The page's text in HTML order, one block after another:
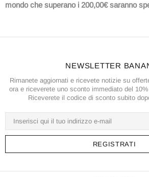
mondo che superano i 200,00€ saranno
NEWSLETTER
Rimanete aggiornati e ricevete notizie su
ora e riceverete uno sconto immediato del
Riceverete il codice di sconto subito